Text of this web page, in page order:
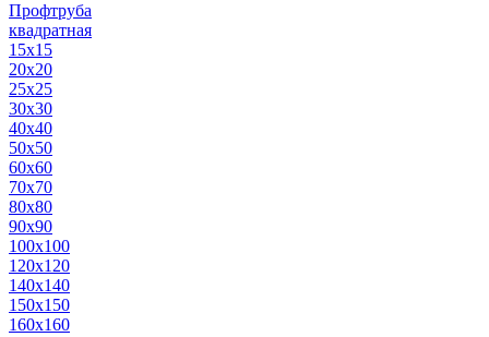
Профтруба
квадратная
15х15
20х20
25х25
30х30
40х40
50х50
60х60
70х70
80х80
90х90
100х100
120х120
140х140
150х150
160х160